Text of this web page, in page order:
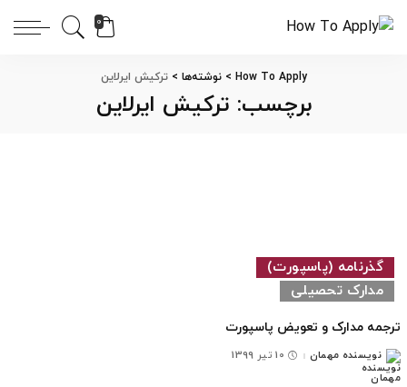
0
How To Apply
>نوشته‌ها >ترکیش ایرلاین
برچسب:ترکیش ایرلاین
گذرنامه (پاسپورت)
مدارک تحصیلی
ترجمه مدارک و تعویض پاسپورت
ارسال
شده
توسط
نویسنده مهمان 10 تیر 1399